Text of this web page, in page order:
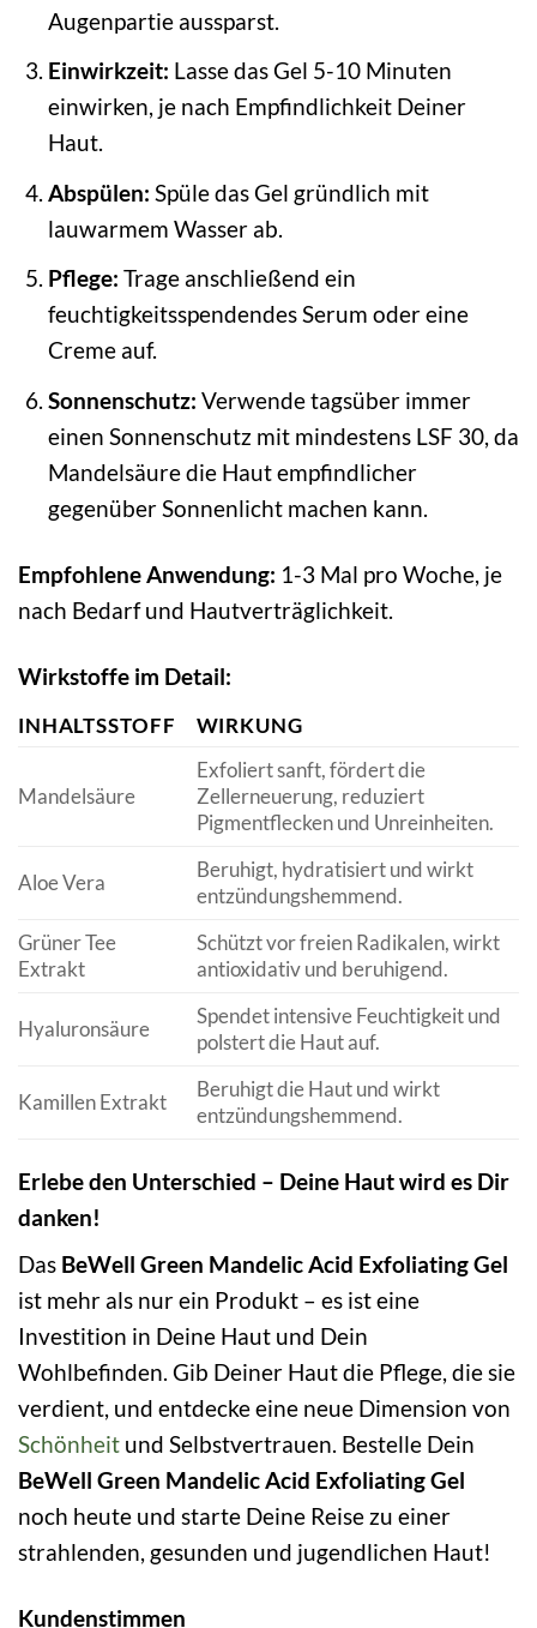
Augenpartie aussparst.
Einwirkzeit: Lasse das Gel 5-10 Minuten
einwirken, je nach Empfindlichkeit Deiner
Haut.
Abspülen: Spüle das Gel gründlich mit
lauwarmem Wasser ab.
Pflege: Trage anschließend ein
feuchtigkeitsspendendes Serum oder eine
Creme auf.
Sonnenschutz: Verwende tagsüber immer
einen Sonnenschutz mit mindestens LSF 30, da
Mandelsäure die Haut empfindlicher
gegenüber Sonnenlicht machen kann.
Empfohlene Anwendung: 1-3 Mal pro Woche, je
nach Bedarf und Hautverträglichkeit.
Wirkstoffe im Detail:
INHALTSSTOFF WIRKUNG
Mandelsäure
Exfoliert sanft, fördert die
Zellerneuerung, reduziert
Pigmentflecken und Unreinheiten.
Aloe Vera
Beruhigt, hydratisiert und wirkt
entzündungshemmend.
Grüner Tee
Extrakt
Schützt vor freien Radikalen, wirkt
antioxidativ und beruhigend.
Hyaluronsäure
Spendet intensive Feuchtigkeit und
polstert die Haut auf.
Kamillen Extrakt
Beruhigt die Haut und wirkt
entzündungshemmend.
Erlebe den Unterschied – Deine Haut wird es Dir
danken!
Das BeWell Green Mandelic Acid Exfoliating Gel
ist mehr als nur ein Produkt – es ist eine
Investition in Deine Haut und Dein
Wohlbefinden. Gib Deiner Haut die Pflege, die sie
verdient, und entdecke eine neue Dimension von
Schönheit und Selbstvertrauen. Bestelle Dein
BeWell Green Mandelic Acid Exfoliating Gel
noch heute und starte Deine Reise zu einer
strahlenden, gesunden und jugendlichen Haut!
Kundenstimmen